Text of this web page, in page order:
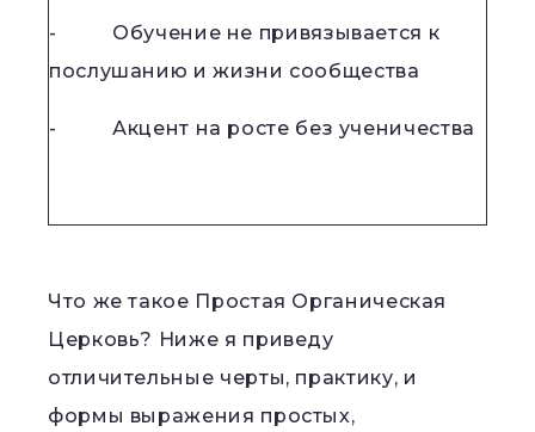
- Обучение не привязывается к
послушанию и жизни сообщества
- Акцент на росте без ученичества
Что же такое Простая Органическая
Церковь? Ниже я приведу
отличительные черты, практику, и
формы выражения простых,